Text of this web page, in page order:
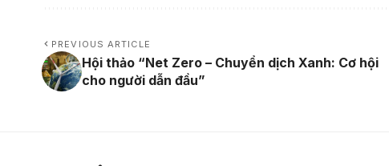
PREVIOUS ARTICLE
Hội thảo “Net Zero – Chuyển dịch Xanh: Cơ hội
cho người dẫn đầu”